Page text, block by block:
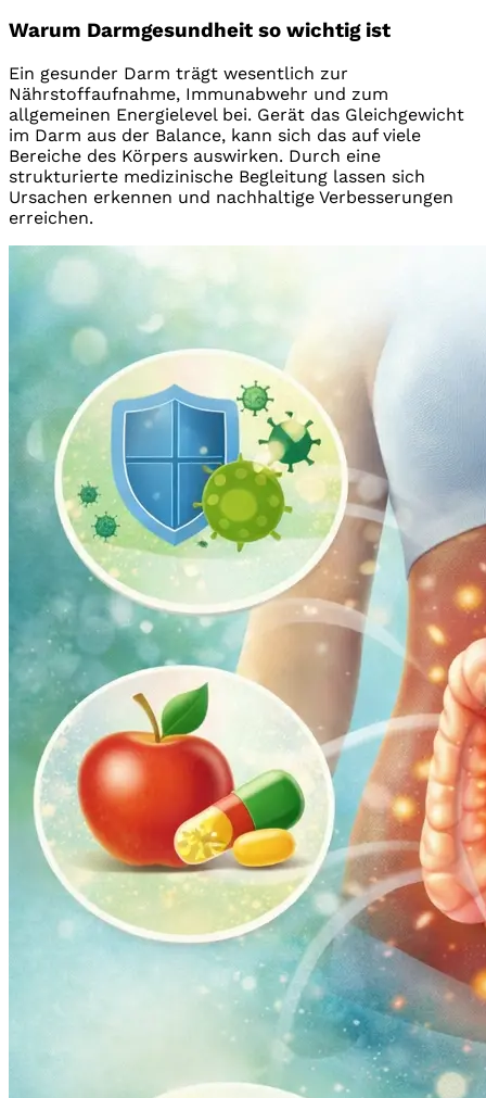
Warum Darmgesundheit so wichtig ist
Ein gesunder Darm trägt wesentlich zur
Nährstoffaufnahme, Immunabwehr und zum
allgemeinen Energielevel bei. Gerät das Gleichgewicht
im Darm aus der Balance, kann sich das auf viele
Bereiche des Körpers auswirken. Durch eine
strukturierte medizinische Begleitung lassen sich
Ursachen erkennen und nachhaltige Verbesserungen
erreichen.